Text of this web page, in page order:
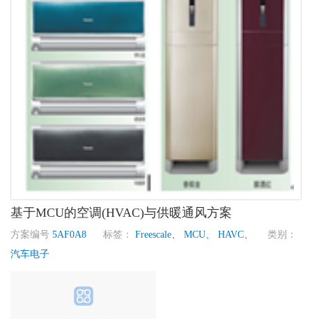
基于MCU的空调(HVAC)与供暖通风方案
方案编号 5AF0A8 标签： Freescale、 MCU、 HAVC、
类别：
汽车电子